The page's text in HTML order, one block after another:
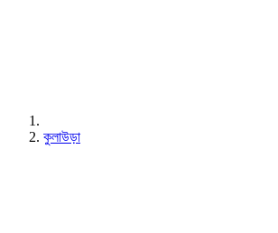
কুলাউড়া